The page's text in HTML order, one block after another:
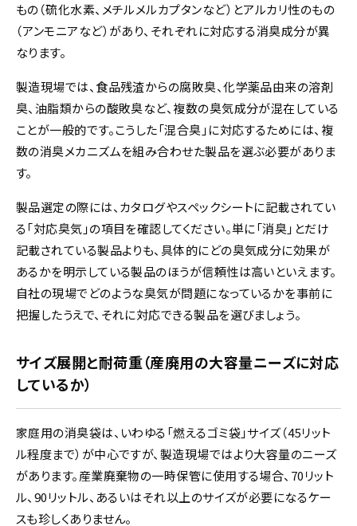
もの（硫化水素、メチルメルカプタンなど）とアルカリ性のもの
（アンモニアなど）があり、それぞれに対応する消臭成分が異
なります。
製造現場では、食品残渣からの腐敗臭、化学薬品由来の溶剤
臭、油脂類からの酸敗臭など、複数の臭気成分が混在している
ことが一般的です。こうした「混合臭」に対応するためには、複
数の消臭メカニズムを組み合わせた製品を選ぶ必要がありま
す。
製品選定の際には、カタログやスペックシートに記載されてい
る「対応臭気」の項目を確認してください。単に「消臭」とだけ
記載されている製品よりも、具体的にどの臭気成分に効果が
あるかを明示している製品のほうが信頼性は高いといえます。
自社の現場でどのような臭気が問題になっているかを事前に
把握したうえで、それに対応できる製品を選びましょう。
サイズ展開と耐荷重（産廃用の大容量ニーズに対応
しているか）
家庭用の消臭袋は、いわゆる「燃えるゴミ袋」サイズ（45リット
ル程度まで）が中心ですが、製造現場ではより大容量のニーズ
があります。産業廃棄物の一時保管に使用する場合、70リット
ル、90リットル、あるいはそれ以上のサイズが必要になるケー
スも珍しくありません。